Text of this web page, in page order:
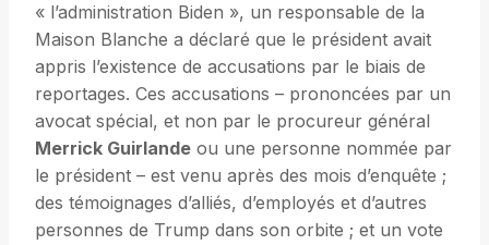
« l’administration Biden », un responsable de la
Maison Blanche a déclaré que le président avait
appris l’existence de accusations par le biais de
reportages. Ces accusations – prononcées par un
avocat spécial, et non par le procureur général
Merrick Guirlande ou une personne nommée par
le président – ​​est venu après des mois d’enquête ;
des témoignages d’alliés, d’employés et d’autres
personnes de Trump dans son orbite ; et un vote